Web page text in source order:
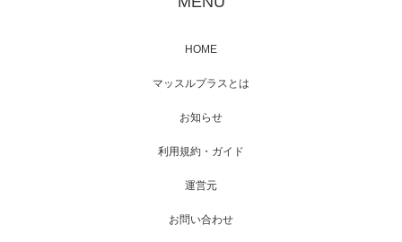
映画「メカバース」舞台挨拶へマッスルプラ
【TV】NHK BS「COOL JAPAN 」にてマッス
HOME
マッスルプラスとは
お知らせ
利用規約・ガイド
運営元
お問い合わせ